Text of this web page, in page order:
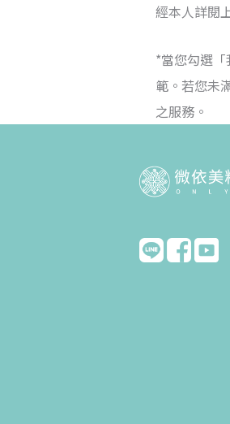
經本人詳閱
*當您勾選
範。若您未
之服務。